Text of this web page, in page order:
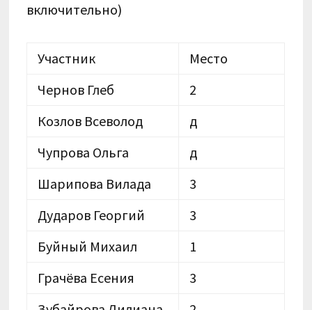
включительно)
Участник
Место
Чернов Глеб
2
Козлов Всеволод
д
Чупрова Ольга
д
Шарипова Вилада
3
Дударов Георгий
3
Буйный Михаил
1
Грачёва Есения
3